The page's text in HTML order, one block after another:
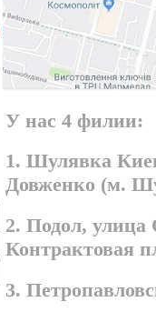
У нас 4 филии:
1. Шулявка
Довженко (м.
2. Подол,
Контрактовая
3.